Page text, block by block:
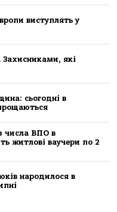
виступлять у
Захисниками, які
сьогодні в
числа ВПО в
житлові ваучери по 2
народилося в